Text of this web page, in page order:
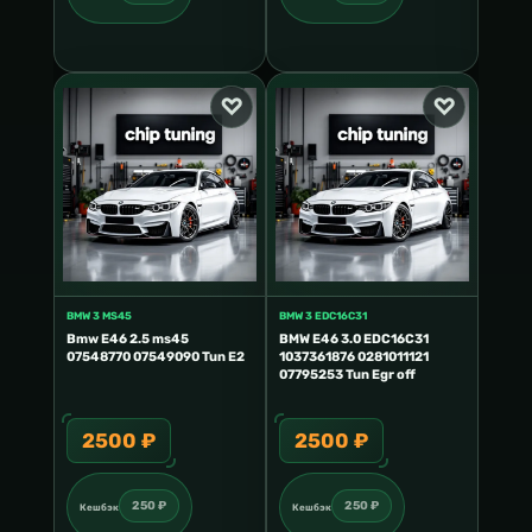
BMW 3 MS45
Bmw E46 2.5 ms45
07548770 07549090 Tun E2
2500 ₽
Кешбэк 250 ₽
BMW 3 EDC16C31
BMW E46 3.0 EDC16C31
1037361876 0281011121
07795253 Tun Egr off
2500 ₽
Кешбэк 250 ₽